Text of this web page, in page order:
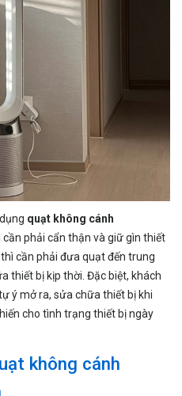
quạt không cánh
cần phải cẩn thận và giữ gìn thiết
cần phải đưa quạt đến trung
thiết bị kịp thời. Đặc biệt, khách
ý mở ra, sửa chữa thiết bị khi
cho tình trạng thiết bị ngày
không cánh